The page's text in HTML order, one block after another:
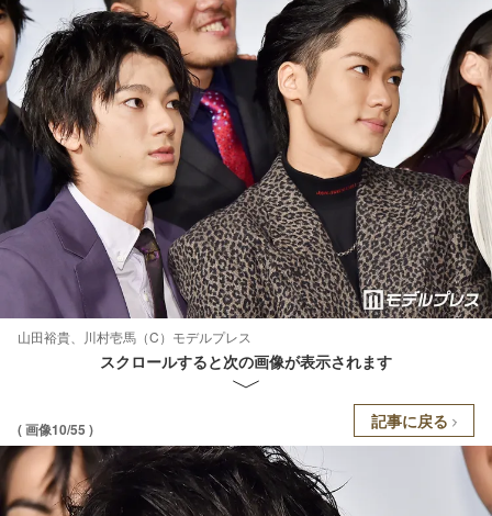
山田裕貴、川村壱馬（C）モデルプレス
スクロールすると次の画像が表示されます
( 画像10/55 ) 記事に戻る